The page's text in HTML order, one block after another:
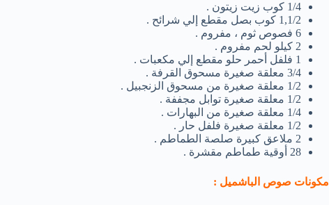
1/4 كوب زيت زيتون .
1,1/2 كوب بصل مقطع إلي شرائح .
6 فصوص ثوم ، مفروم .
2 كيلو لحم مفروم .
1 فلفل أحمر حلو مقطع إلي مكعبات .
3/4 معلقة صغيرة مسحوق القرفة .
1/2 معلقة صغيرة من مسحوق الزنجبيل .
1/2 معلقة صغيرة توابل مجففة .
1/4 معلقة صغيرة من البهارات .
1/2 معلقة صغيرة فلفل حار .
2 ملاعق كبيرة صلصة الطماطم .
28 أوقية طماطم مقشرة .
مكونات صوص الباشميل :